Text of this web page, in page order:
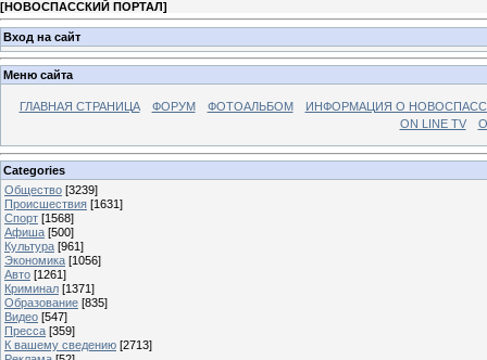
[НОВОСПАССКИЙ ПОРТАЛ]
Вход на сайт
Меню сайта
ГЛАВНАЯ СТРАНИЦА ФОРУМ ФОТОАЛЬБОМ
ИНФОРМАЦИЯ О
ON LINE TV
Categories
Общество [3239]
Происшествия [1631]
Спорт [1568]
Афиша [500]
Культура [961]
Экономика [1056]
Авто [1261]
Криминал [1371]
Образование [835]
Видео [547]
Пресса [359]
К вашему сведению [2713]